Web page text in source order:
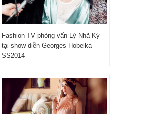
Fashion TV phỏng vấn Lý Nhã Kỳ
tại show diễn Georges Hobeika
SS2014